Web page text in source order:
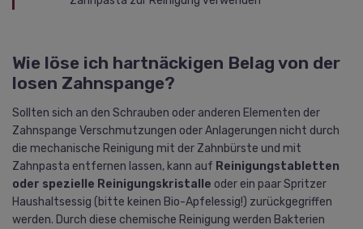
Wie löse ich hartnäckigen Belag von der
losen Zahnspange?
Sollten sich an den Schrauben oder anderen Elementen der
Zahnspange Verschmutzungen oder Anlagerungen nicht durch
die mechanische Reinigung mit der Zahnbürste und mit
Zahnpasta entfernen lassen, kann auf Reinigungstabletten
oder spezielle Reinigungskristalle oder ein paar Spritzer
Haushaltsessig (bitte keinen Bio-Apfelessig!) zurückgegriffen
werden. Durch diese chemische Reinigung werden Bakterien